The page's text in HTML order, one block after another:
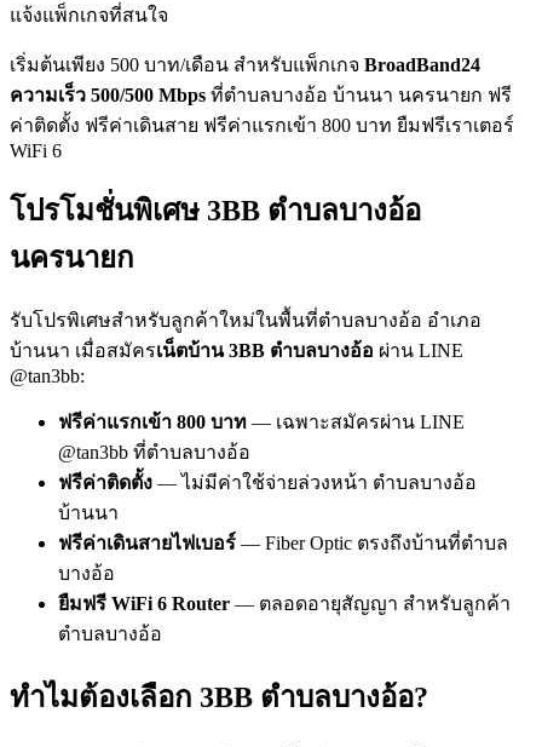
แจ้งแพ็กเกจที่สนใจ
เริ่มต้นเพียง 500 บาท/เดือน สำหรับแพ็กเกจ BroadBand24
ความเร็ว 500/500 Mbps ที่ตำบลบางอ้อ บ้านนา นครนายก ฟรี
ค่าติดตั้ง ฟรีค่าเดินสาย ฟรีค่าแรกเข้า 800 บาท ยืมฟรีเราเตอร์
WiFi 6
โปรโมชั่นพิเศษ 3BB ตำบลบางอ้อ
นครนายก
รับโปรพิเศษสำหรับลูกค้าใหม่ในพื้นที่ตำบลบางอ้อ อำเภอ
บ้านนา เมื่อสมัครเน็ตบ้าน 3BB ตำบลบางอ้อ ผ่าน LINE
@tan3bb:
ฟรีค่าแรกเข้า 800 บาท — เฉพาะสมัครผ่าน LINE
@tan3bb ที่ตำบลบางอ้อ
ฟรีค่าติดตั้ง — ไม่มีค่าใช้จ่ายล่วงหน้า ตำบลบางอ้อ
บ้านนา
ฟรีค่าเดินสายไฟเบอร์ — Fiber Optic ตรงถึงบ้านที่ตำบล
บางอ้อ
ยืมฟรี WiFi 6 Router — ตลอดอายุสัญญา สำหรับลูกค้า
ตำบลบางอ้อ
ทำไมต้องเลือก 3BB ตำบลบางอ้อ?